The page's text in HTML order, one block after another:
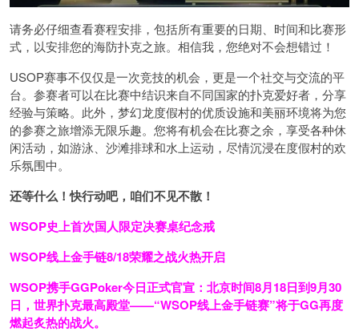
请务必仔细查看赛程安排，包括所有重要的日期、时间和比赛形
式，以安排您的海防扑克之旅。相信我，您绝对不会想错过！
USOP赛事不仅仅是一次竞技的机会，更是一个社交与交流的平
台。参赛者可以在比赛中结识来自不同国家的扑克爱好者，分享
经验与策略。此外，梦幻龙度假村的优质设施和美丽环境将为您
的参赛之旅增添无限乐趣。您将有机会在比赛之余，享受各种休
闲活动，如游泳、沙滩排球和水上运动，尽情沉浸在度假村的欢
乐氛围中。
还等什么！快行动吧，咱们不见不散！
WSOP史上首次国人限定决赛桌纪念戒
WSOP线上金手链8/18荣耀之战火热开启
WSOP携手GGPoker今日正式官宣：北京时间8月18日到9月30
日，世界扑克最高殿堂——“WSOP线上金手链赛”将于GG再度
燃起炙热的战火。